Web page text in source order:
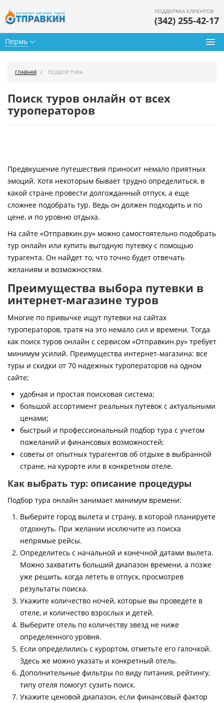
Пермь
ПОДДЕРЖКА КЛИЕНТОВ
(342) 255-42-17
Горящие туры
Страны
Как купить
Контакты
ГЛАВНАЯ ПОДБОР ТУРА
Поиск туров онлайн от всех
туроператоров
Предвкушение путешествия приносит немало приятных
эмоций. Хотя некоторым бывает трудно определиться, в
какой стране провести долгожданный отпуск, а еще
сложнее подобрать тур. Ведь он должен подходить и по
цене, и по уровню отдыха.
На сайте «Отправкин.ру» можно самостоятельно подобрать
тур онлайн или купить выгодную путевку с помощью
турагента. Он найдет то, что точно будет отвечать
желаниям и возможностям.
Преимущества выбора путевки в
интернет-магазине туров
Многие по привычке ищут путевки на сайтах
туроператоров, тратя на это немало сил и времени. Тогда
как поиск туров онлайн с сервисом «Отправкин.ру» требует
минимум усилий. Преимущества интернет-магазина: все
туры и скидки от 70 надежных туроператоров на одном
сайте;
удобная и простая поисковая система;
большой ассортимент реальных путевок с актуальными
ценами;
быстрый и профессиональный подбор тура с учетом
пожеланий и финансовых возможностей;
советы от опытных турагентов об отдыхе в выбранной
стране, на курорте или в конкретном отеле.
Как выбрать тур: описание процедуры
Подбор тура онлайн занимает минимум времени:
Выберите город вылета и страну, в которой планируете
отдохнуть. При желании исключите из поиска
непрямые рейсы.
Определитесь с начальной и конечной датами вылета.
Можно захватить больший диапазон времени, а позже
уже решить, когда лететь в отпуск, просмотрев
результаты поиска.
Укажите количество ночей, которые вы проведете в
отеле, и количество взрослых и детей.
Выберите отель по количеству звезд не ниже
определенного уровня.
Если определились с курортом, отметьте его галочкой.
Здесь же можно указать и конкретный отель.
Дополнительные фильтры по виду питания, рейтингу,
типу отеля помогут сузить поиск.
Укажите ценовой диапазон, если финансовый фактор